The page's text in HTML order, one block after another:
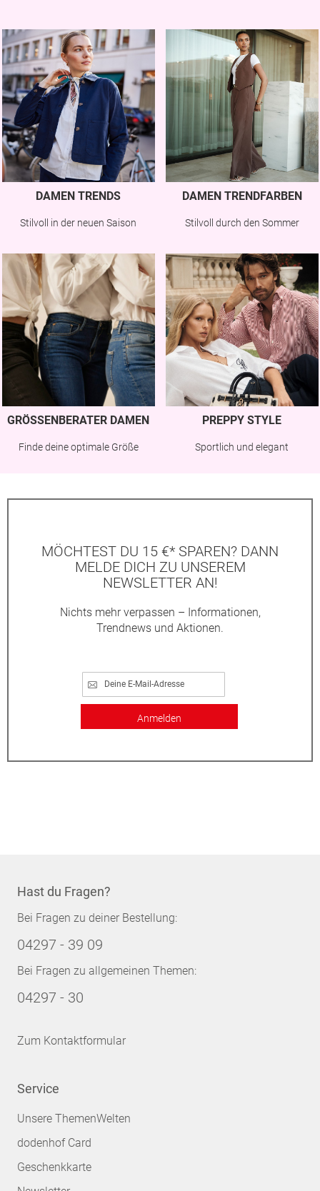
DAMEN TRENDS
Stilvoll in der neuen Saison
DAMEN TRENDFARBEN
Stilvoll durch den Sommer
GRÖSSENBERATER DAMEN
Finde deine optimale Größe
PREPPY STYLE
Sportlich und elegant
MÖCHTEST DU 15 €* SPAREN? DANN
MELDE DICH ZU UNSEREM
NEWSLETTER AN!
Nichts mehr verpassen – Informationen,
Trendnews und Aktionen.
Anmelden
Hast du Fragen?
Bei Fragen zu deiner Bestellung:
04297 - 39 09
Bei Fragen zu allgemeinen Themen:
04297 - 30
Zum Kontaktformular
Service
Unsere ThemenWelten
dodenhof Card
Geschenkkarte